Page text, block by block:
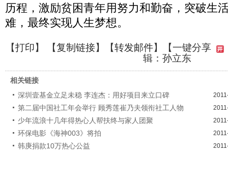
历程，激励贫困青年用努力和勤奋，突破生
难，最终实现人生梦想。
【打印】 【复制链接】【转发邮件】
【一键分享
辑：孙立东
相关链接
深圳壹基金立足未稳 李连杰：用好项目来立口碑
第二届中国社工年会举行 顾秀莲崔乃夫领衔社工人物
少年流浪十几年得热心人帮扶终与家人团聚
环保电影《海神003》将拍
韩庚捐款10万热心公益